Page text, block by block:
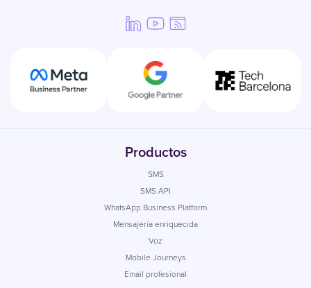
Productos
SMS
SMS API
WhatsApp Business Platform
Mensajería enriquecida
Voz
Mobile Journeys
Email profesional